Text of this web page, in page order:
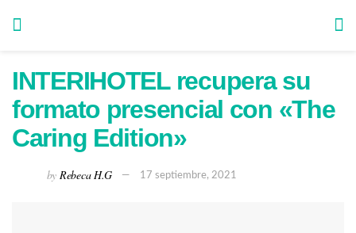
INTERIHOTEL recupera su
formato presencial con «The
Caring Edition»
by Rebeca H.G 17 septiembre, 2021